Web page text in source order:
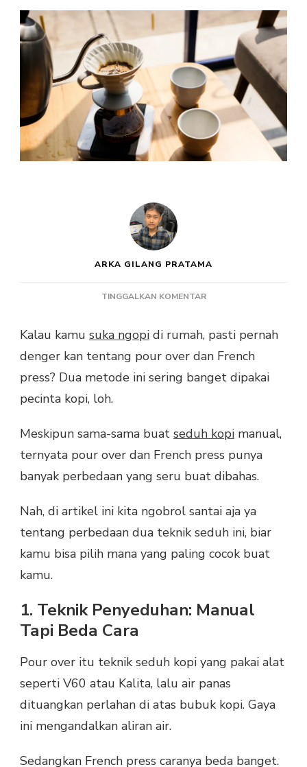
ARKA GILANG PRATAMA
TINGGALKAN KOMENTARPADA
OVER
DAN
PRESS,
COCOK?
Kalau kamu suka ngopi di rumah, pasti pernah
denger kan tentang pour over dan French
press? Dua metode ini sering banget dipakai
pecinta kopi, loh.
Meskipun sama-sama buat seduh kopi manual,
ternyata pour over dan French press punya
banyak perbedaan yang seru buat dibahas.
Nah, di artikel ini kita ngobrol santai aja ya
tentang perbedaan dua teknik seduh ini, biar
kamu bisa pilih mana yang paling cocok buat
kamu.
1. Teknik Penyeduhan: Manual
Tapi Beda Cara
Pour over itu teknik seduh kopi yang pakai alat
seperti V60 atau Kalita, lalu air panas
dituangkan perlahan di atas bubuk kopi. Gaya
ini mengandalkan aliran air.
Sedangkan French press caranya beda banget.